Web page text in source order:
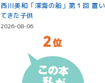
西川美和「深海の船」第１回 置い
てきた子供
2026-08-06